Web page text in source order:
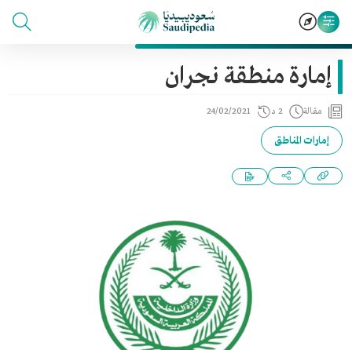
إمارة منطقة نجران
مقالة 2 د 24/02/2021
إمارات المناطق